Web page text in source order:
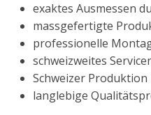
exaktes Ausmessen
massgefertigte
professionelle
schweizweites
Schweizer Produktion
langlebige